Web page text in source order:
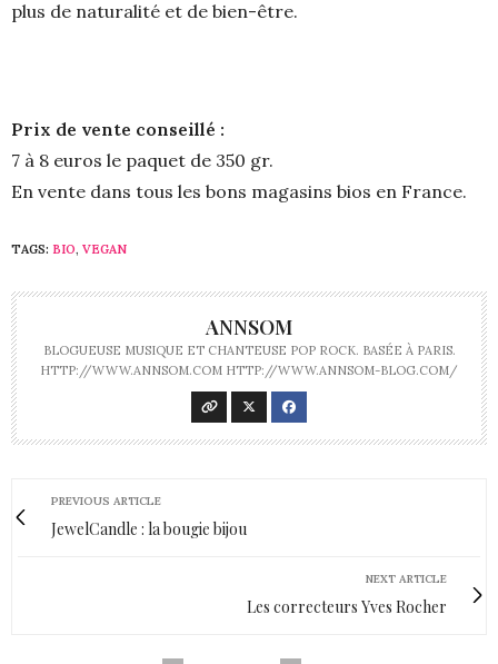
plus de naturalité et de bien-être.
Prix de vente conseillé :
7 à 8 euros le paquet de 350 gr.
En vente dans tous les bons magasins bios en France.
TAGS: BIO, VEGAN
ANNSOM
BLOGUEUSE MUSIQUE ET CHANTEUSE POP ROCK. BASÉE À PARIS.
HTTP://WWW.ANNSOM.COM HTTP://WWW.ANNSOM-BLOG.COM/
PREVIOUS ARTICLE
JewelCandle : la bougie bijou
NEXT ARTICLE
Les correcteurs Yves Rocher